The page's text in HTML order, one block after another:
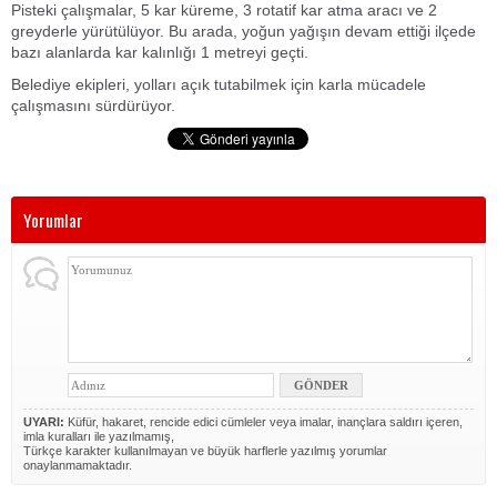
Pisteki çalışmalar, 5 kar küreme, 3 rotatif kar atma aracı ve 2
greyderle yürütülüyor. Bu arada, yoğun yağışın devam ettiği ilçede
bazı alanlarda kar kalınlığı 1 metreyi geçti.
Belediye ekipleri, yolları açık tutabilmek için karla mücadele
çalışmasını sürdürüyor.
Yorumlar
UYARI: Küfür, hakaret, rencide edici cümleler veya imalar, inançlara saldırı içeren,
imla kuralları ile yazılmamış,
Türkçe karakter kullanılmayan ve büyük harflerle yazılmış yorumlar
onaylanmamaktadır.